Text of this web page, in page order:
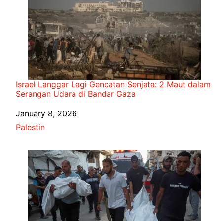
Israel Langgar Lagi Gencatan Senjata: 2 Maut dalam
Serangan Udara di Bandar Gaza
Date
January 8, 2026
In relation to
Palestin